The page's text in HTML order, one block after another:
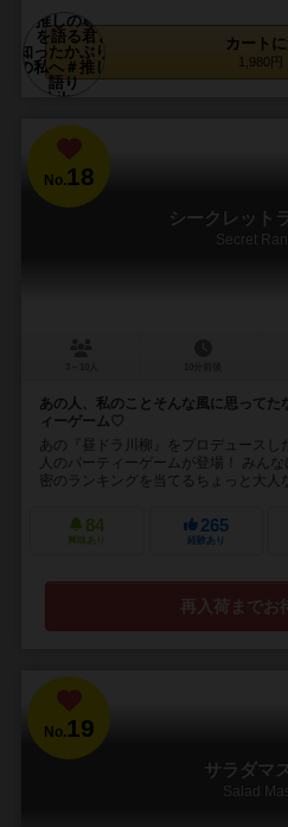
カート
1,980円
No.18
シークレット
Secret
あの人、私のことそんな風に思って
ィーゲーム♡
あの『昼ドラ川柳』をプロデュースし
人のパーティーゲームが登場！ みん
密のランキングを当てるちょっと大人
84
興味あり
265
経験あり
再入荷までお
No.19
サラダマ
Salad